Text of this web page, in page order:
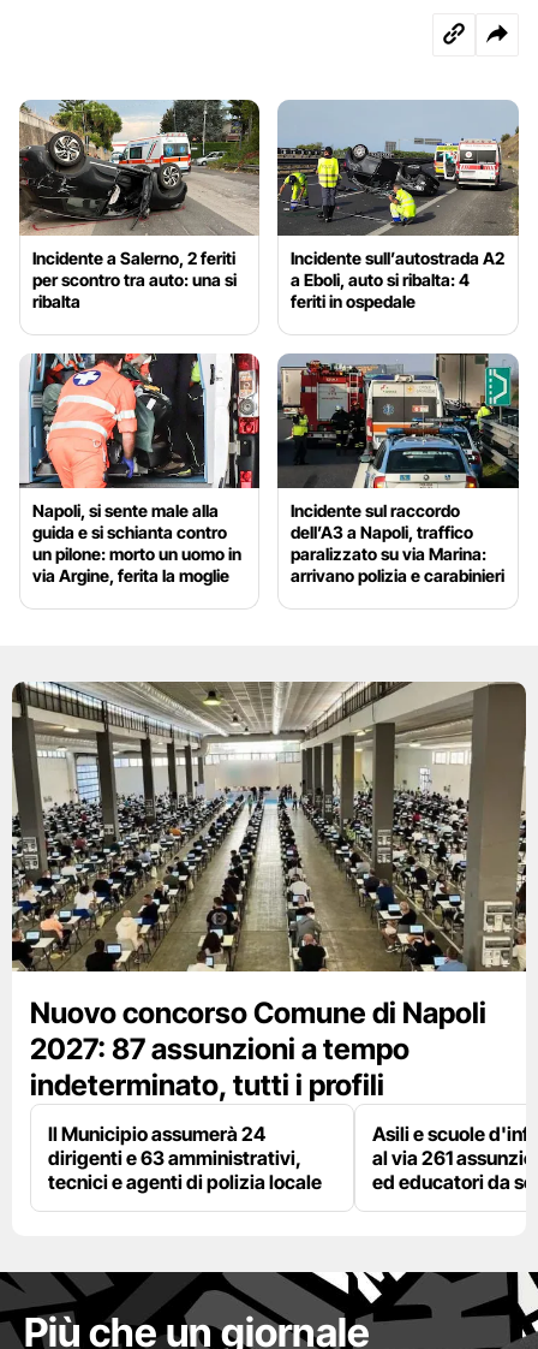
Incidente a Salerno, 2 feriti
per scontro tra auto: una si
ribalta
Incidente sull’autostrada A2
a Eboli, auto si ribalta: 4
feriti in ospedale
Napoli, si sente male alla
guida e si schianta contro
un pilone: morto un uomo in
via Argine, ferita la moglie
Incidente sul raccordo
dell’A3 a Napoli, traffico
paralizzato su via Marina:
arrivano polizia e carabinieri
Nuovo concorso Comune di Napoli
2027: 87 assunzioni a tempo
indeterminato, tutti i profili
Il Municipio assumerà 24
dirigenti e 63 amministrativi,
tecnici e agenti di polizia locale
Asili e scuole
al via 261
ed educatori da
Più che un giornale